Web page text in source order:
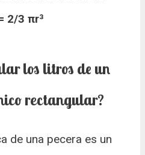
2/3 πr³
los litros de un
rectangular?
de una pecera es un